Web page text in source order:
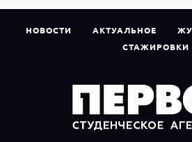
НОВОСТИ АКТУАЛЬНОЕ
СТАЖИРОВКИ